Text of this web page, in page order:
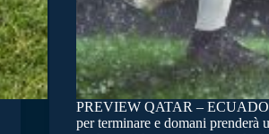
PREVIEW QATAR –
per terminare e domani prenderà